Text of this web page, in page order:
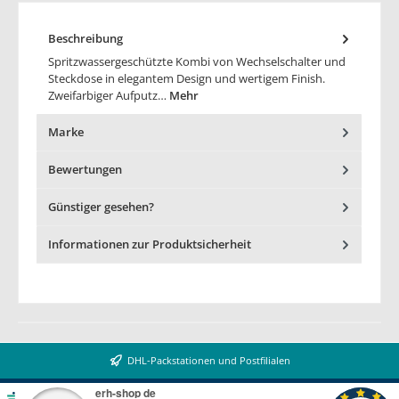
Beschreibung
Spritzwassergeschützte Kombi von Wechselschalter und
Steckdose in elegantem Design und wertigem Finish.
Zweifarbiger Aufputz… Mehr
Marke
Bewertungen
Günstiger gesehen?
Informationen zur Produktsicherheit
DHL-Packstationen und Postfilialen